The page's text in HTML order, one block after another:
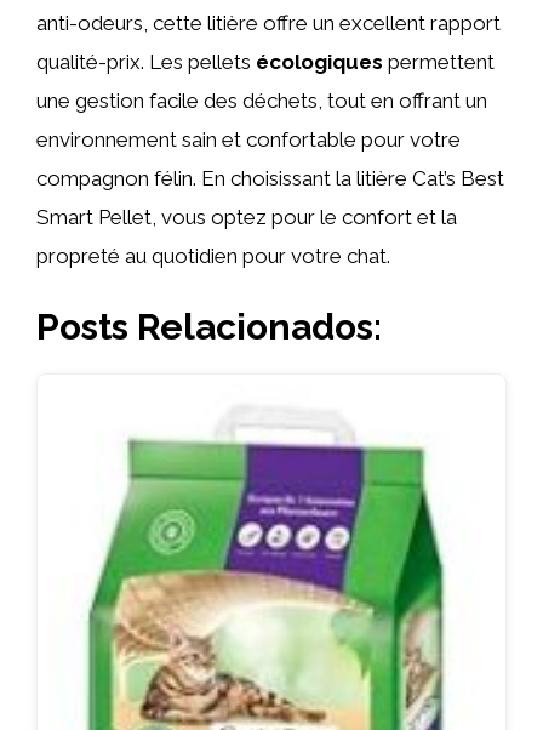
anti-odeurs, cette litière offre un excellent rapport
qualité-prix. Les pellets écologiques permettent
une gestion facile des déchets, tout en offrant un
environnement sain et confortable pour votre
compagnon félin. En choisissant la litière Cat’s Best
Smart Pellet, vous optez pour le confort et la
propreté au quotidien pour votre chat.
Posts Relacionados: